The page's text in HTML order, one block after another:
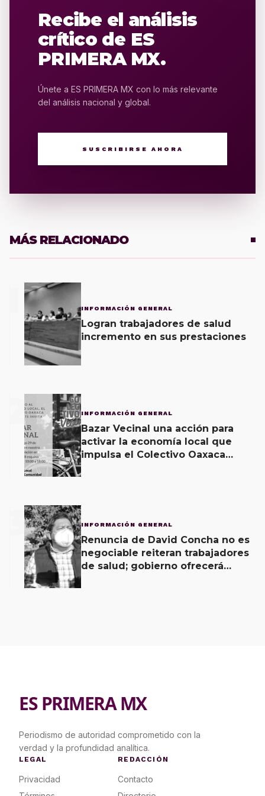
Recibe el análisis
crítico de ES
PRIMERA MX.
Únete a ES PRIMERA MX con lo más relevante
del análisis nacional y global.
SUSCRIBIRSE AHORA
MÁS RELACIONADO
INFORMACIÓN GENERAL
Logran trabajadores de salud
incremento en sus prestaciones
2 INFORMACIÓN GENERAL
Bazar Vecinal una acción para
activar la economía local que
impulsa el Colectivo Oaxaca
3 INFORMACIÓN GENERAL
Renuncia de David Concha no es
negociable reiteran trabajadores
de salud; gobierno ofrecerá
ES PRIMERA MX
Periodismo de autoridad comprometido con la
verdad y la profundidad analítica.
LEGAL
Privacidad
REDACCIÓN
Contacto